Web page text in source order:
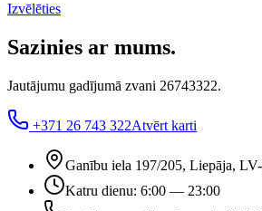
Izvēlēties
Sazinies ar mums.
Jautājumu gadījumā zvani 26743322.
+371 26 743 322Atvērt karti
Ganību iela 197/205, Liepāja, LV-
Katru dienu: 6:00 — 23:00